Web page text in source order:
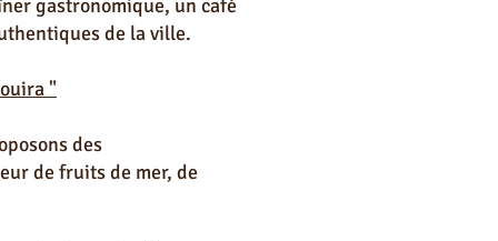
gastronomique, un café
de la ville.
"
des
de fruits de mer, de